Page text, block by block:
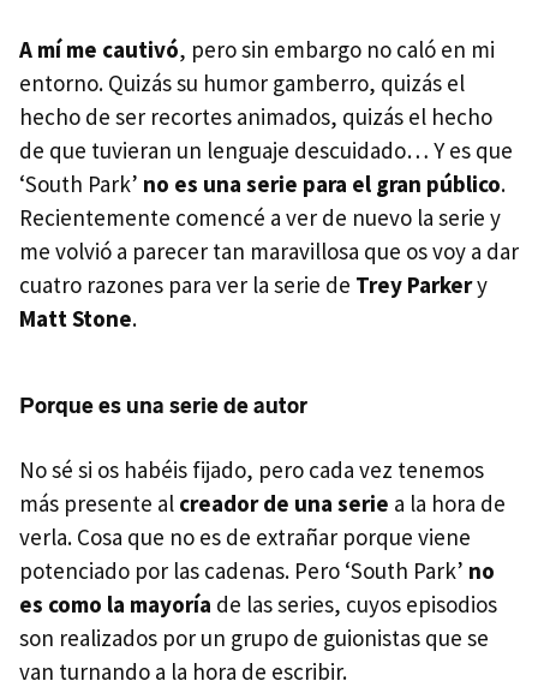
A mí me cautivó, pero sin embargo no caló en mi
entorno. Quizás su humor gamberro, quizás el
hecho de ser recortes animados, quizás el hecho
de que tuvieran un lenguaje descuidado… Y es que
‘South Park’ no es una serie para el gran público.
Recientemente comencé a ver de nuevo la serie y
me volvió a parecer tan maravillosa que os voy a dar
cuatro razones para ver la serie de Trey Parkery
Matt Stone.
Porque es una serie de autor
No sé si os habéis fijado, pero cada vez tenemos
más presente al creador de una serie a la hora de
verla. Cosa que no es de extrañar porque viene
potenciado por las cadenas. Pero ‘South Park’ no
es como la mayoría de las series, cuyos episodios
son realizados por un grupo de guionistas que se
van turnando a la hora de escribir.